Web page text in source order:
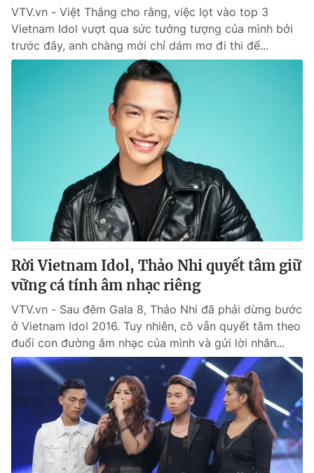
VTV.vn - Việt Thắng cho rằng, việc lọt vào top 3
Vietnam Idol vượt qua sức tưởng tượng của mình bởi
trước đây, anh chàng mới chỉ dám mơ đi thi để...
Rời Vietnam Idol, Thảo Nhi quyết tâm giữ
vững cá tính âm nhạc riêng
VTV.vn - Sau đêm Gala 8, Thảo Nhi đã phải dừng bước
ở Vietnam Idol 2016. Tuy nhiên, cô vẫn quyết tâm theo
đuổi con đường âm nhạc của mình và gửi lời nhắn...